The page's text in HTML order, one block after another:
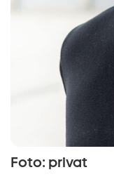
Foto: privat